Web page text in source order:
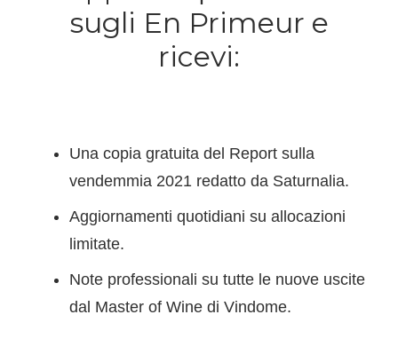
sugli En Primeur e
ricevi:
Una copia gratuita del Report sulla
vendemmia 2021 redatto da Saturnalia.
Aggiornamenti quotidiani su allocazioni
limitate.
Note professionali su tutte le nuove uscite
dal Master of Wine di Vindome.